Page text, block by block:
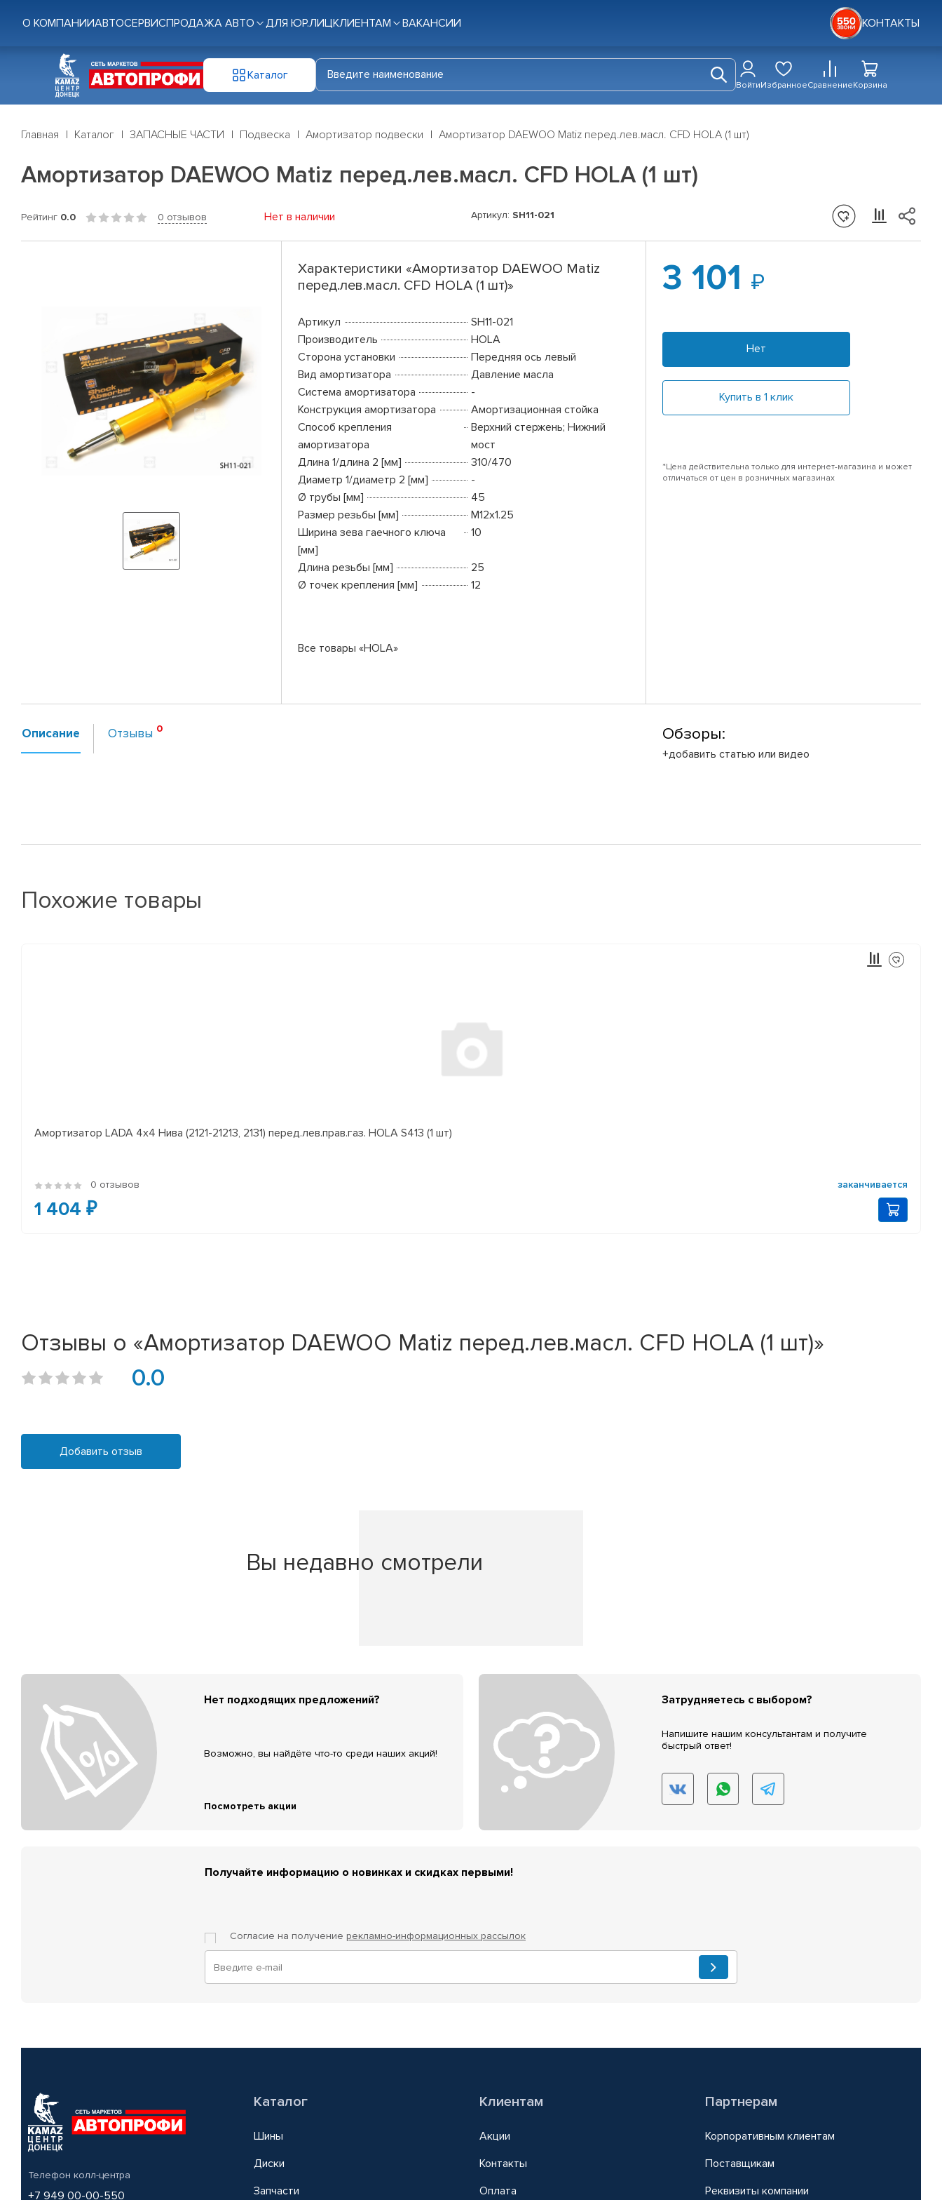
О КОМПАНИИАВТОСЕРВИСПРОДАЖА АВТО ДЛЯ ЮР.ЛИЦКЛИЕНТАМ ВАКАНСИИ КОНТАКТЫ
Каталог
ВойтиИзбранноеСравнениеКорзина
Главная Каталог ЗАПАСНЫЕ ЧАСТИ Подвеска Амортизатор подвески Амортизатор DAEWOO Matiz перед.лев.масл. CFD HOLA (1 шт)
Амортизатор DAEWOO Matiz перед.лев.масл. CFD HOLA (1 шт)
Рейтинг 0.0 0 отзывов Нет в наличии Артикул: SH11-021
Характеристики «Амортизатор DAEWOO Matiz
перед.лев.масл. CFD HOLA (1 шт)»
Артикул
SH11-021
Производитель
HOLA
Сторона установки
Передняя ось левый
Вид амортизатора
Давление масла
Система амортизатора
-
Конструкция амортизатора
Амортизационная стойка
Способ крепления
амортизатора
Верхний стержень; Нижний
мост
Длина 1/длина 2 [мм]
310/470
Диаметр 1/диаметр 2 [мм]
-
Ø трубы [мм]
45
Размер резьбы [мм]
M12x1.25
Ширина зева гаечного ключа
[мм]
10
Длина резьбы [мм]
25
Ø точек крепления [мм]
12
Все товары «HOLA»
3 101
Нет
Купить в 1 клик
*Цена действительна только для интернет-магазина и может
отличаться от цен в розничных магазинах
Описание Отзывы Обзоры:
+добавить статью или видео
Похожие товары
Амортизатор LADA 4x4 Нива (2121-21213, 2131) перед.лев.прав.газ. HOLA S413 (1 шт)
0 отзывов заканчивается
1 404 ₽
Отзывы о «Амортизатор DAEWOO Matiz перед.лев.масл. CFD HOLA (1 шт)»
0.0
Добавить отзыв
Вы недавно смотрели
Нет подходящих предложений?
Возможно, вы найдёте что-то среди наших акций!
Посмотреть акции
Затрудняетесь с выбором?
Напишите нашим консультантам и получите
быстрый ответ!
Получайте информацию о новинках и скидках первыми!
Согласие на получение рекламно-информационных рассылок
Телефон колл-центра
+7 949 00-00-550
Каталог
Шины
Диски
Запчасти
Клиентам
Акции
Контакты
Оплата
Партнерам
Корпоративным клиентам
Поставщикам
Реквизиты компании